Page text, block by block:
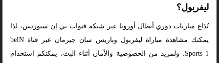
ليفربول؟
تُذاع مباريات دوري أبطال أوروبا عبر شبكة قنوات بي إن سبورتس، لذا
يمكنك مشاهدة مباراة ليفربول وباريس سان جيرمان عبر قناة beIN
Sports 1. ولمزيد من الخصوصية والأمان أثناء البث، يمكنكم استخدام